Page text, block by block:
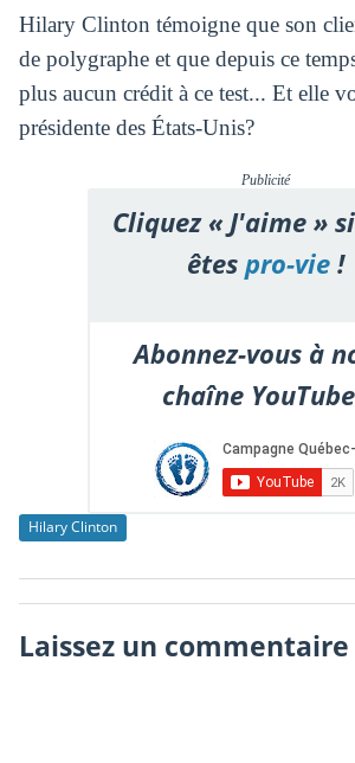
Hilary Clinton témoigne que son
de polygraphe et que depuis ce
plus aucun crédit à ce test... Et elle
présidente des États-Unis?
Publicité
Cliquez « J'aime »
êtespro-vie!
Abonnez-vous à
chaîne
Hilary Clinton
Laissez un commentaire